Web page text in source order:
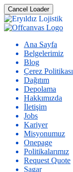
Cancel Loader
Ana Sayfa
Belgelerimiz
Blog
Çerez Politikası
Dağıtım
Depolama
Hakkımızda
İletişim
Jobs
Kariyer
Misyonumuz
Onepage
Politikalarımız
Request Quote
Sagar